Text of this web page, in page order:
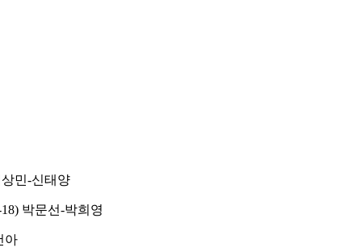
민-신태양
박문선-박희영
아